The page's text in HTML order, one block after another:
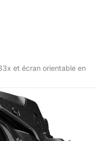
et écran orientable en